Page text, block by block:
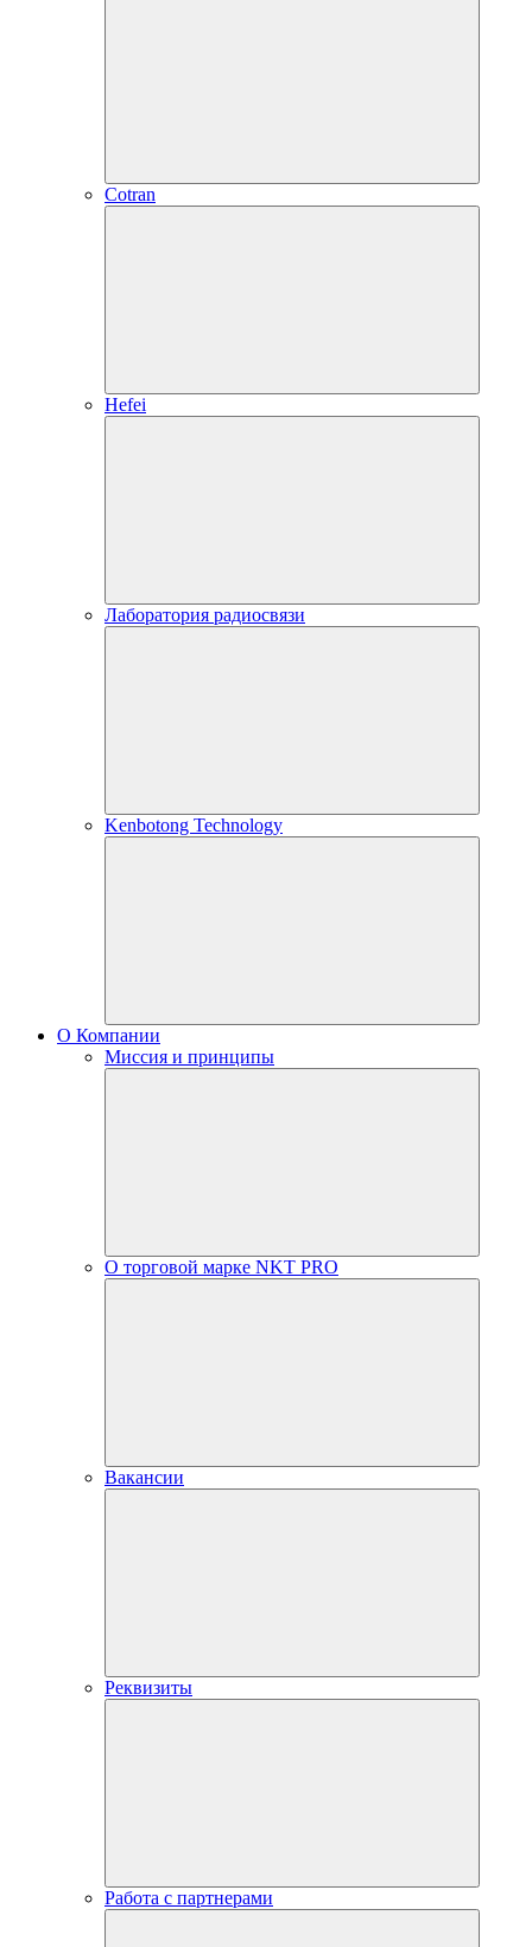
Cotran
Hefei
Лаборатория радиосвязи
Kenbotong Technology
О Компании
Миссия и принципы
О торговой марке NKT PRO
Вакансии
Реквизиты
Работа с партнерами